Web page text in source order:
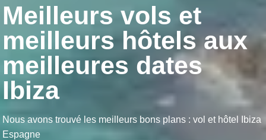
Meilleurs vols et
meilleurs hôtels aux
meilleures dates
Ibiza
Nous avons trouvé les meilleurs bons plans : vol et hôtel Ibiza
Espagne